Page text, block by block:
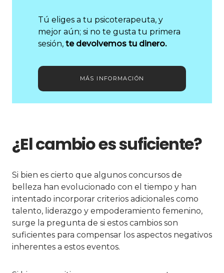
Tú eliges a tu psicoterapeuta, y
mejor aún; si no te gusta tu primera
sesión,te devolvemos tu dinero.
MÁS INFORMACIÓN
¿El cambio es suficiente?
Si bien es cierto que algunos concursos de
belleza han evolucionado con el tiempo y han
intentado incorporar criterios adicionales como
talento, liderazgo y empoderamiento femenino,
surge la pregunta de si estos cambios son
suficientes para compensar los aspectos negativos
inherentes a estos eventos.